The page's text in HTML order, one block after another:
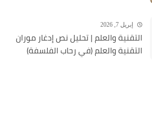
إبريل 7, 2026
التقنية والعلم | تحليل نص إدغار موران
التقنية والعلم (في رحاب الفلسفة)